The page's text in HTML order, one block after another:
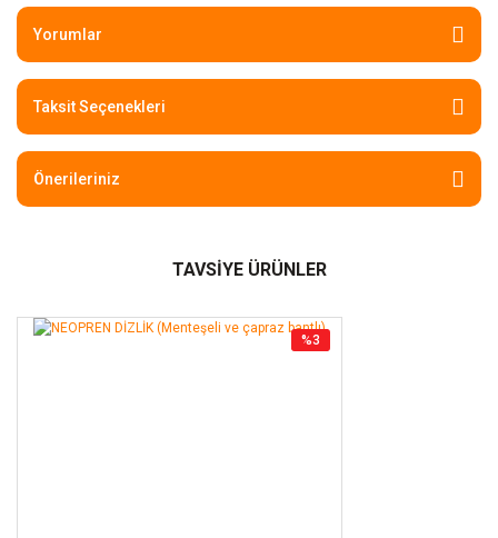
Yorumlar
Taksit Seçenekleri
Önerileriniz
TAVSİYE ÜRÜNLER
%3